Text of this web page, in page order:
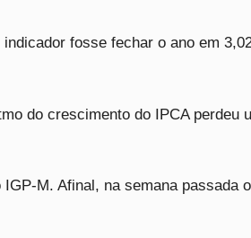
fosse fechar o ano em
do crescimento do IPCA perdeu
M. Afinal, na semana passada